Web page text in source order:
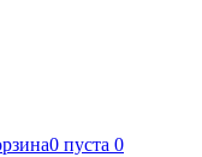
0 пуста 0